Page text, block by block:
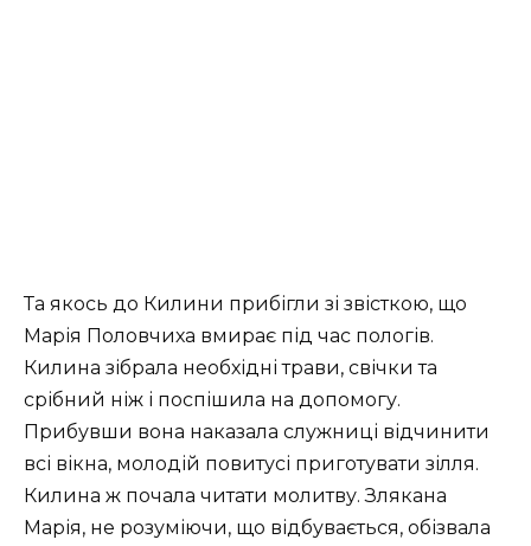
Та якось до Килини прибігли зі звісткою, що
Марія Половчиха вмирає під час пологів.
Килина зібрала необхідні трави, свічки та
срібний ніж і поспішила на допомогу.
Прибувши вона наказала служниці відчинити
всі вікна, молодій повитусі приготувати зілля.
Килина ж почала читати молитву. Злякана
Марія, не розуміючи, що відбувається, обізвала